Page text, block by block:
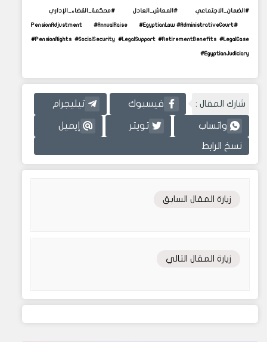
#الضمان_الاجتماعي #المعاش_العادل #محكمة_القضاء_الإداري
#PensionAdjustment #AnnualRaise #EgyptianLaw #AdministrativeCourt
#PensionRights #SocialSecurity #LegalSupport #RetirementBenefits #LegalCase
#EgyptianJudiciary
شارك المقال : فيسبوك تيليجرام
واتساب تويتر إيميل
نسخ الرابط
زيارة المقال السابق
زيارة المقال التالي